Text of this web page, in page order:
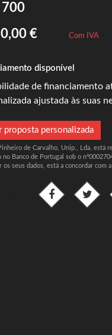
700
€
Com IVA
disponível
de financiamento
ajustada às suas
proposta personalizada
de Carvalho, Unip., Lda. está
no Banco de Portugal sob o
os seus dados, está a concordar com